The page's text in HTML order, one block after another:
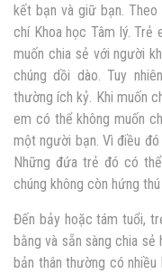
kết bạn và giữ bạn.
chí Khoa học Tâm lý. Trẻ
muốn chia sẻ với người
chúng dồi dào. Tuy
thường ích kỷ. Khi muốn
em có thể không muốn
một người bạn. Vì điều
Những đứa trẻ đó có
chúng không còn hứng thú
Đến bảy hoặc tám tuổi,
bằng và sẵn sàng chia
bản thân thường có